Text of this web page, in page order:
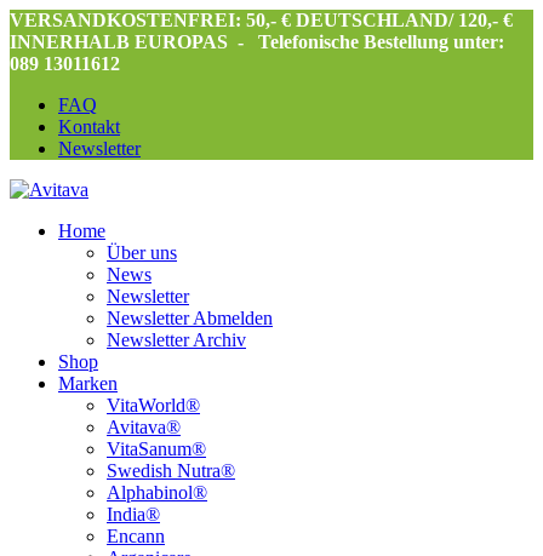
VERSANDKOSTENFREI: 50,- € DEUTSCHLAND/ 120,- €
INNERHALB EUROPAS -
Telefonische Bestellung unter:
089 13011612
FAQ
Kontakt
Newsletter
Home
Über uns
News
Newsletter
Newsletter Abmelden
Newsletter Archiv
Shop
Marken
VitaWorld®
Avitava®
VitaSanum®
Swedish Nutra®
Alphabinol®
India®
Encann